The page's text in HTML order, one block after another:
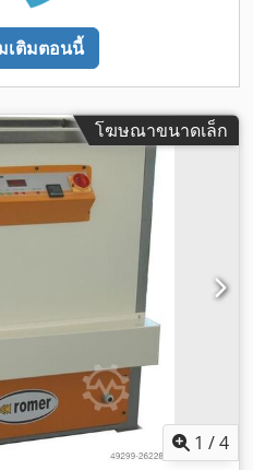
เติมตอนนี้
โฆษณาขนาดเล็ก
1 /4